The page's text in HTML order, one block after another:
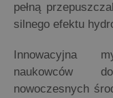
pełną
silnego efektu
Innowacyjna
naukowców
nowoczesnych